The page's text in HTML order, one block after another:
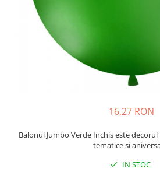
Confetti
Suflatori si Coifuri
Petrecere Star Wars
Petrecere Super Mario
Petrecere Supereroi
Petrecere Buburuza Miraculoasa
Petrecere LOL Surprise
16,27 RON
Balonul Jumbo Verde Inchis este
tematice si
IN STOC